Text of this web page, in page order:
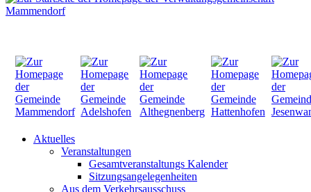
Aktuelles
Veranstaltungen
Gesamtveranstaltungs Kalender
Sitzungsangelegenheiten
Aus dem Verkehrsausschuss